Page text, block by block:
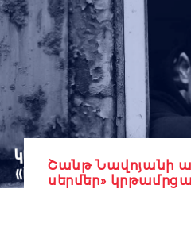
Շանթ Նավոյանի
սերմեր»